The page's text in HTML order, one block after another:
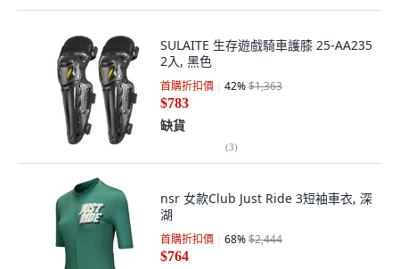
SULAITE 生存遊戲騎車護膝 25-AA235
2入, 黑色
首購折扣價 42%$1,363
$783
缺貨
(3)
nsr 女款Club Just Ride 3短袖車衣, 深
湖
首購折扣價 68%$2,444
$764